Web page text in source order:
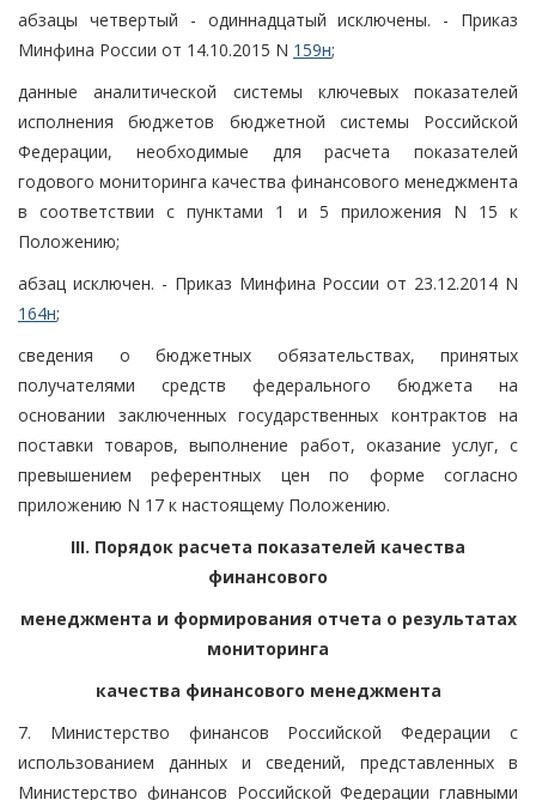
абзацы четвертый - одиннадцатый исключены. - Приказ
Минфина России от 14.10.2015 N 159н;
данные аналитической системы ключевых показателей
исполнения бюджетов бюджетной системы Российской
Федерации, необходимые для расчета показателей
годового мониторинга качества финансового менеджмента
в соответствии с пунктами 1 и 5 приложения N 15 к
Положению;
абзац исключен. - Приказ Минфина России от 23.12.2014 N
164н;
сведения о бюджетных обязательствах, принятых
получателями средств федерального бюджета на
основании заключенных государственных контрактов на
поставки товаров, выполнение работ, оказание услуг, с
превышением референтных цен по форме согласно
приложению N 17 к настоящему Положению.
III. Порядок расчета показателей качества
финансового
менеджмента и формирования отчета о результатах
мониторинга
качества финансового менеджмента
7. Министерство финансов Российской Федерации с
использованием данных и сведений, представленных в
Министерство финансов Российской Федерации главными